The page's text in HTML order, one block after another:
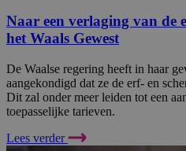
Naar een verlaging van de
het Waals Gewest
De Waalse regering heeft in haar
aangekondigd dat ze de erf- en
Dit zal onder meer leiden tot een
toepasselijke tarieven.
Lees verder